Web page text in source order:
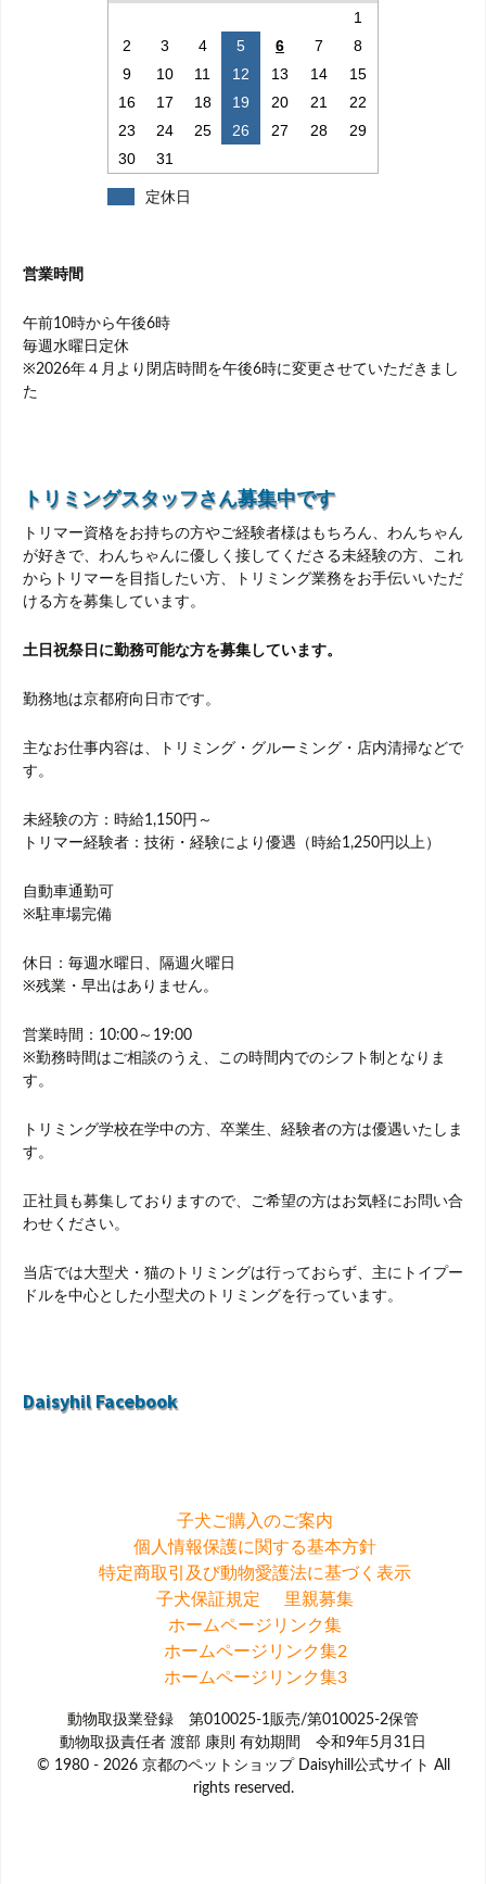
1
2
3 4 5 6 7
8
9
10 11 12 13 14
15
16
17 18 19 20 21
22
23
24 25 26 27 28
29
30
31
定休日
営業時間
午前10時から午後6時
毎週水曜日定休
※2026年４月より閉店時間を午後6時に変更させていただきまし
た
トリミングスタッフさん募集中です
トリマー資格をお持ちの方やご経験者様はもちろん、わんちゃん
が好きで、わんちゃんに優しく接してくださる未経験の方、これ
からトリマーを目指したい方、トリミング業務をお手伝いいただ
ける方を募集しています。
土日祝祭日に勤務可能な方を募集しています。
勤務地は京都府向日市です。
主なお仕事内容は、トリミング・グルーミング・店内清掃などで
す。
未経験の方：時給1,150円～
トリマー経験者：技術・経験により優遇（時給1,250円以上）
自動車通勤可
※駐車場完備
休日：毎週水曜日、隔週火曜日
※残業・早出はありません。
営業時間：10:00～19:00
※勤務時間はご相談のうえ、この時間内でのシフト制となりま
す。
トリミング学校在学中の方、卒業生、経験者の方は優遇いたしま
す。
正社員も募集しておりますので、ご希望の方はお気軽にお問い合
わせください。
当店では大型犬・猫のトリミングは行っておらず、主にトイプー
ドルを中心とした小型犬のトリミングを行っています。
Daisyhil Facebook
子犬ご購入のご案内
個人情報保護に関する基本方針
特定商取引及び動物愛護法に基づく表示
子犬保証規定
里親募集
ホームページリンク集
ホームページリンク集2
ホームページリンク集3
動物取扱業登録 第010025-1販売/第010025-2保管
動物取扱責任者 渡部 康則 有効期間 令和9年5月31日
© 1980 - 2026 京都のペットショップ Daisyhill公式サイト All
rights reserved.